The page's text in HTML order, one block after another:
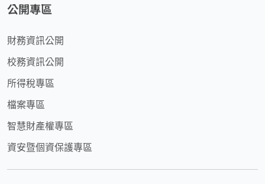
公開專區
財務資訊公開
校務資訊公開
所得稅專區
檔案專區
智慧財產權專區
資安暨個資保護專區